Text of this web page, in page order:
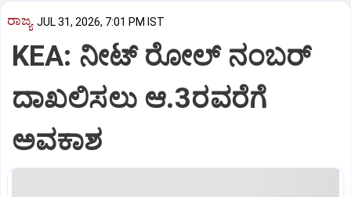
ರಾಜ್ಯ JUL 31, 2026, 7:01 PM IST
KEA: ನೀಟ್ ರೋಲ್ ನಂಬರ್
ದಾಖಲಿಸಲು ಆ.3ರವರೆಗೆ
ಅವಕಾಶ